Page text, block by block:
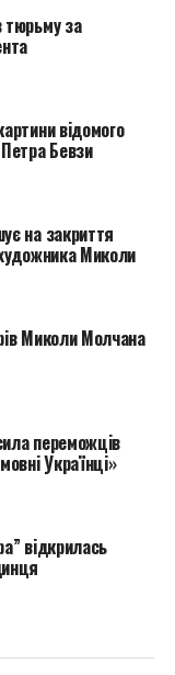
7 грудня 2016
участі мають
рецензуються.
Галереї
конкурс автор
конкурсу, а
(конкурсної
тюрьму за
відомого
Бевзи
на закриття
Миколи
Миколи Молчана
переможців
Українці»
відкрилась